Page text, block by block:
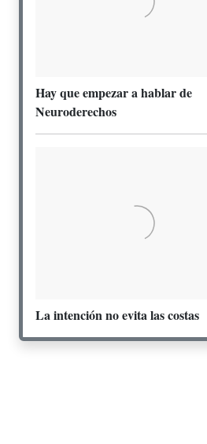
Hay que empezar a hablar de
Neuroderechos
La intención no evita las costas